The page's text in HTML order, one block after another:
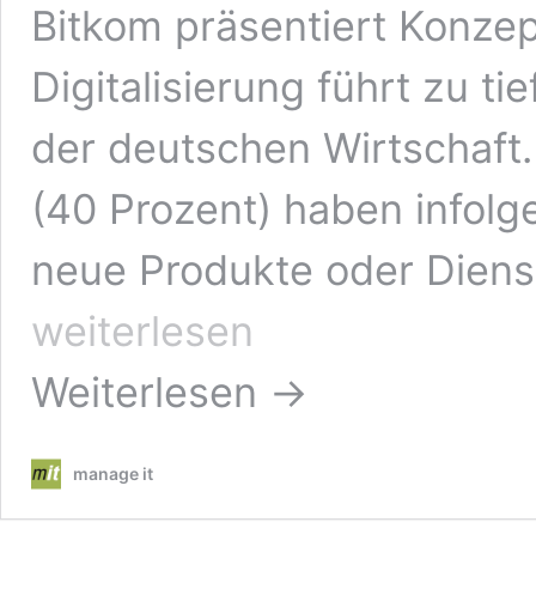
Bitkom präsentiert
Digitalisierung führt zu
der deutschen
(40 Prozent) haben
neue Produkte oder
weiterlesen
Weiterlesen →
manage it